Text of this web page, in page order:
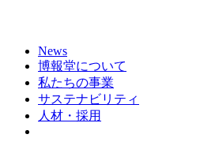
News
博報堂について
私たちの事業
サステナビリティ
人材・採用